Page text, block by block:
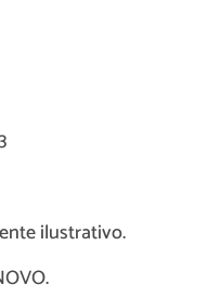
ilustrativo.